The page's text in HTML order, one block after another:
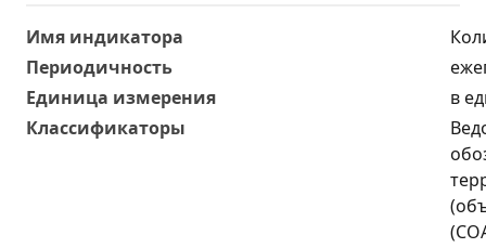
Имя индикатора
Периодичность
Единица измерения
в
Классификаторы